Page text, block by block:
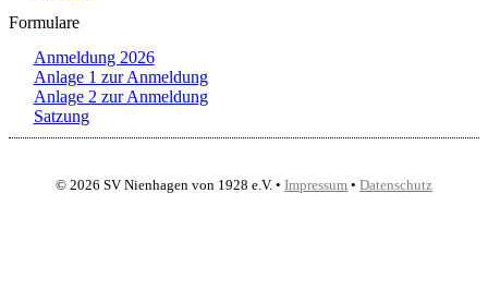
Formulare
Anmeldung 2026
Anlage 1 zur Anmeldung
Anlage 2 zur Anmeldung
Satzung
© 2026 SV Nienhagen von 1928 e.V. • Impressum • Datenschutz